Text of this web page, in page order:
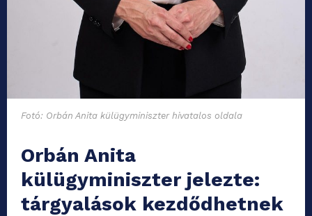
Fotó: Orbán Anita külügyminiszter hivatalos oldala
Orbán Anita
külügyminiszter jelezte:
tárgyalások kezdődhetnek